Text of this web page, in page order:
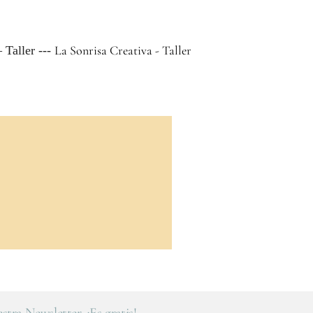
Taller --- La Sonrisa Creativa - Taller